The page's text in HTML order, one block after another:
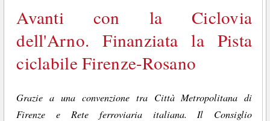
Avanti con la Ciclovia
dell'Arno. Finanziata la Pista
ciclabile Firenze-Rosano
Grazie a una convenzione tra Città Metropolitana di
Firenze e Rete ferroviaria italiana. Il Consiglio